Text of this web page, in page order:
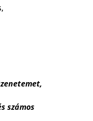
számos